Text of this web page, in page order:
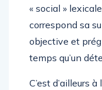
« social »
correspond sa
objective et
temps qu’un
C’est d’ailleurs